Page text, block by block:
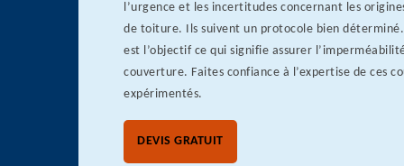
l’urgence et les incertitudes concernant les
de toiture. Ils suivent un protocole bien déterminé.
est l’objectif ce qui signifie assurer
couverture. Faites confiance à l’expertise de ces
expérimentés.
DEVIS GRATUIT